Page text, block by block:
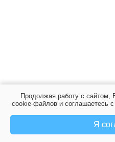
Продолжая работу с сайтом,
cookie-файлов и соглашаетесь с
Я